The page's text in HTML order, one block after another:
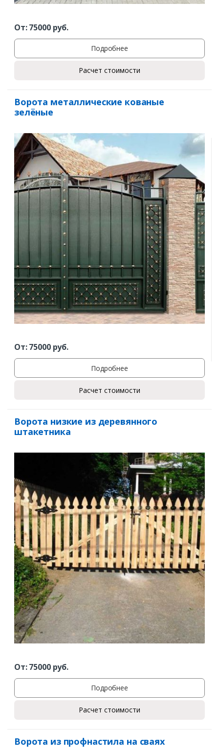
От:75000руб.
Подробнее
Расчет стоимости
Ворота металлические кованые
зелёные
От:75000руб.
Подробнее
Расчет стоимости
Ворота низкие из деревянного
штакетника
От:75000руб.
Подробнее
Расчет стоимости
Ворота из профнастила на сваях